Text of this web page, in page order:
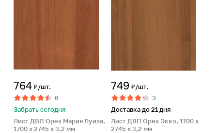
764 ₽/шт.
6
Забрать сегодня
Лист ДВП Орех Мария Луиза,
1700 x 2745 x 3,2 мм
749 ₽/шт.
3
Доставка до 21 дня
Лист ДВП Орех Экко, 1700 x
2745 x 3,2 мм